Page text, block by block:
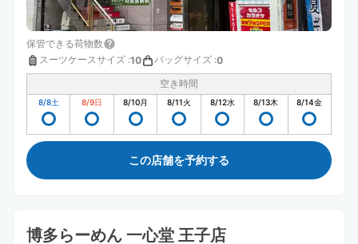
保管できる荷物数
スーツケースサイズ :10 バッグサイズ :0
空き時間
8/8土 8/9日 8/10月 8/11火 8/12水 8/13木 8/14金
この店舗を予約する
博多らーめん 一心堂 王子店